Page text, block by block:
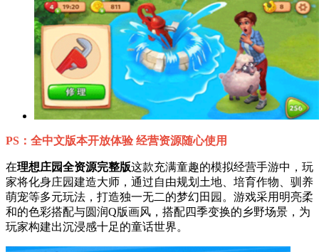
PS：全中文版本开放体验 经营资源随心使用
在理想庄园全资源完整版这款充满童趣的模拟经营手游中，玩
家将化身庄园建造大师，通过自由规划土地、培育作物、驯养
萌宠等多元玩法，打造独一无二的梦幻田园。游戏采用明亮柔
和的色彩搭配与圆润Q版画风，搭配四季变换的乡野场景，为
玩家构建出沉浸感十足的童话世界。